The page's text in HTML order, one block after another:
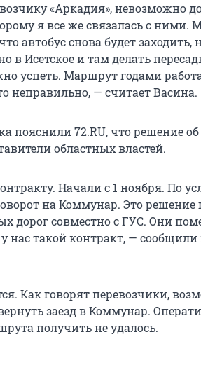
«Аркадия», невозможно
я все же связалась с ними.
автобус снова будет заходить,
в Исетское и там делать
успеть. Маршрут годами
неправильно, — считает Васина.
пояснили 72.RU, что решение
областных властей.
Начали с 1 ноября. По
на Коммунар. Это решение
дорог совместно с ГУС. Они
нас такой контракт, —
Как говорят перевозчики,
заезд в Коммунар.
получить не удалось.